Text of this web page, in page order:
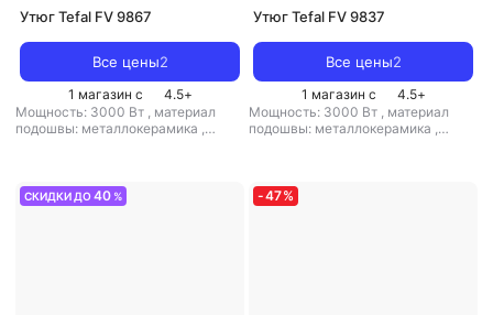
Утюг Tefal FV 9867
Все цены2
1 магазин с 4.5+
Мощность: 3000 Вт , материал
подошвы: металлокерамика ,
Утюг Tefal FV 9837
Все цены2
1 магазин с 4.5+
Мощность: 3000 Вт , материал
подошвы: металлокерамика ,
СКИДКИ ДО40 % -47%